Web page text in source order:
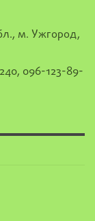
м. Ужгород,
096-123-89-